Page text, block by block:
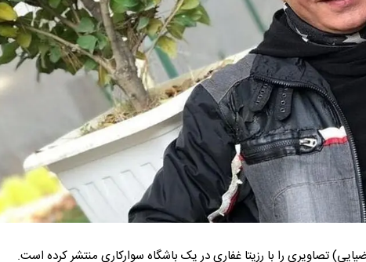
تصاویری را با رزیتا غفاری در یک باشگاه سوارکاری منتشر کرده است.